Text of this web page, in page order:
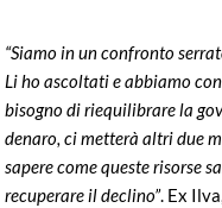
“Siamo in un confronto
Li ho ascoltati e abbiamo
bisogno di riequilibrare la
denaro, ci metterà altri due
sapere come queste risorse
recuperare il declino”. Ex